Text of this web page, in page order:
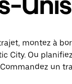
montez à
City. Ou
un